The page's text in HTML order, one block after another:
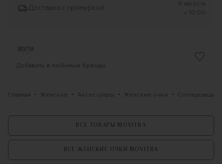
Доставка с примеркой
8 августа
c 10:00
Добавить в любимые бренды
Главная Женское Аксессуары Женские очки
ВСЕ ТОВАРЫ MOVITRA
ВСЕ ЖЕНСКИЕ ОЧКИ MOVITRA